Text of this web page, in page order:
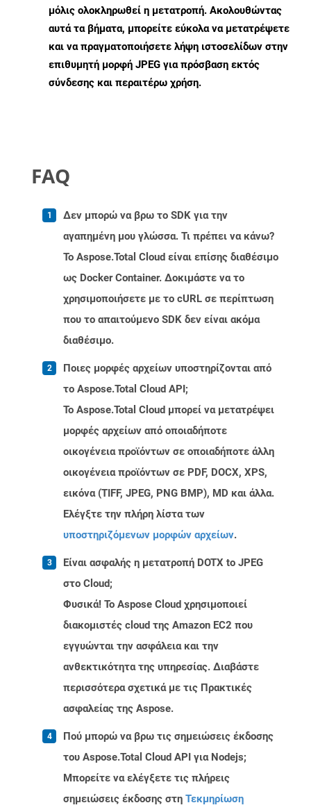
μόλις ολοκληρωθεί η μετατροπή. Ακολουθώντας
αυτά τα βήματα, μπορείτε εύκολα να μετατρέψετε
και να πραγματοποιήσετε λήψη ιστοσελίδων στην
επιθυμητή μορφή JPEG για πρόσβαση εκτός
σύνδεσης και περαιτέρω χρήση.
FAQ
Δεν μπορώ να βρω το SDK για την
αγαπημένη μου γλώσσα. Τι πρέπει να κάνω?
Το Aspose.Total Cloud είναι επίσης διαθέσιμο
ως Docker Container. Δοκιμάστε να το
χρησιμοποιήσετε με το cURL σε περίπτωση
που το απαιτούμενο SDK δεν είναι ακόμα
διαθέσιμο.
Ποιες μορφές αρχείων υποστηρίζονται από
το Aspose.Total Cloud API;
Το Aspose.Total Cloud μπορεί να μετατρέψει
μορφές αρχείων από οποιαδήποτε
οικογένεια προϊόντων σε οποιαδήποτε άλλη
οικογένεια προϊόντων σε PDF, DOCX, XPS,
εικόνα (TIFF, JPEG, PNG BMP), MD και άλλα.
Ελέγξτε την πλήρη λίστα των
υποστηριζόμενων μορφών αρχείων.
Είναι ασφαλής η μετατροπή DOTX to JPEG
στο Cloud;
Φυσικά! Το Aspose Cloud χρησιμοποιεί
διακομιστές cloud της Amazon EC2 που
εγγυώνται την ασφάλεια και την
ανθεκτικότητα της υπηρεσίας. Διαβάστε
περισσότερα σχετικά με τις Πρακτικές
ασφαλείας της Aspose.
Πού μπορώ να βρω τις σημειώσεις έκδοσης
του Aspose.Total Cloud API για Nodejs;
Μπορείτε να ελέγξετε τις πλήρεις
σημειώσεις έκδοσης στη Τεκμηρίωση